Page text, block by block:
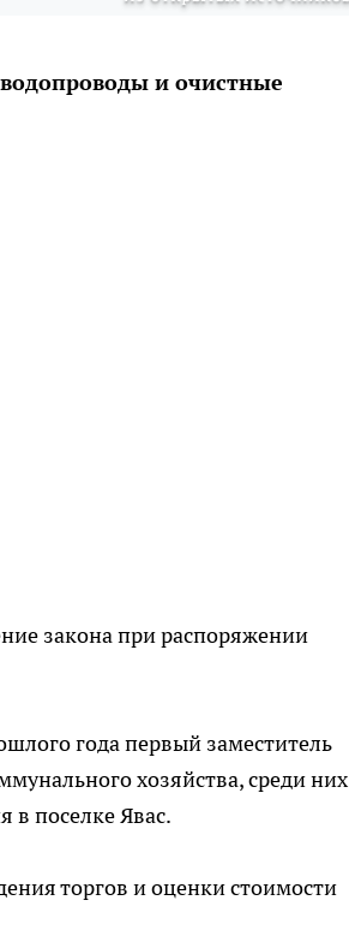
и очистные
закона при распоряжении
года первый заместитель
хозяйства, среди них
в поселке Явас.
торгов и оценки стоимости